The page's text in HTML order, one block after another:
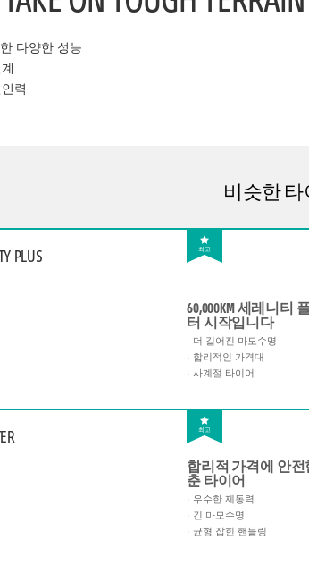
다양한 성능
력
비슷한
최고
PLUS
60,000KM 세레니티
터 시작입니다
더 길어진 마모수명
합리적인 가격대
사계절 타이어
최고
합리적 가격에 안
춘 타이어
우수한 제동력
긴 마모수명
균형 잡힌 핸들링